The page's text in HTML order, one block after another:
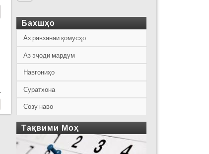
Бахшҳо
Аз равзанаи қомусҳо
Аз эҷоди мардум
Навгониҳо
Суратхона
Созу наво
Тақвими Моҳ